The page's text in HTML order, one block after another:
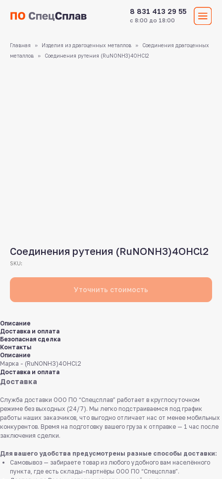
8 831 413 29 55
Главная Изделия из драгоценных металлов
Соединения драгоценных
металлов
Соединения рутения (RuNONH3)4OHCl2
Соединения рутения (RuNONH3)4OHCl2
SKU:
Уточнить стоимость
Описание
Доставка и оплата
Безопасная сделка
Контакты
Описание
Марка - (RuNONH3)4OHCl2
Доставка и оплата
Доставка
Служба доставки ООО ПО “Спецсплав” работает в круглосуточном
режиме без выходных (24/7). Мы легко подстраиваемся под график
работы наших заказчиков, что выгодно отличает нас от менее мобильных
конкурентов. Время на подготовку вашего груза к отправке — 1 час после
заключения сделки.
Для вашего удобства предусмотрены разные способы доставки:
Самовывоз — забираете товар из любого удобного вам населённого
пункта, где есть склады-партнёры ООО ПО “Спецсплав”.